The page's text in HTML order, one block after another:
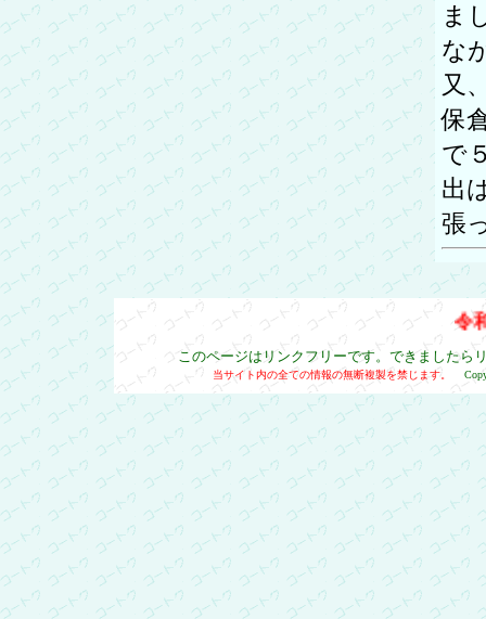
ま
な
又
保
で
出
張
令和8
このページはリンクフリーです。できましたら
当サイト内の全ての情報の無断複製を禁じます。